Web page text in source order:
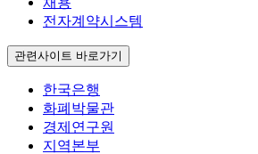
전자계약시스템
관련사이트 바로가기
한국은행
화폐박물관
경제연구원
지역본부